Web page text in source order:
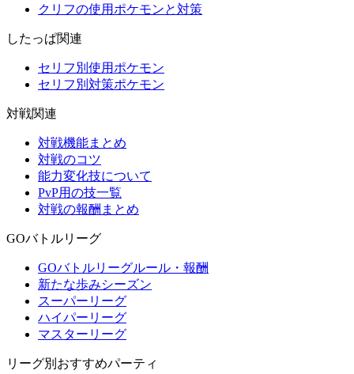
クリフの使用ポケモンと対策
したっぱ関連
セリフ別使用ポケモン
セリフ別対策ポケモン
対戦関連
対戦機能まとめ
対戦のコツ
能力変化技について
PvP用の技一覧
対戦の報酬まとめ
GOバトルリーグ
GOバトルリーグルール・報酬
新たな歩みシーズン
スーパーリーグ
ハイパーリーグ
マスターリーグ
リーグ別おすすめパーティ